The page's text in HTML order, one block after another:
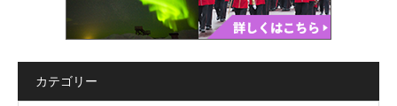
カテゴリー